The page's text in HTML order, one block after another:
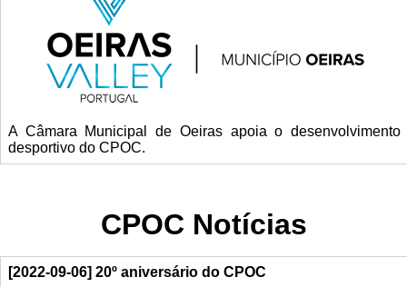
A Câmara Municipal de Oeiras apoia o desenvolvimento
desportivo do CPOC.
CPOC Notícias
[2022-09-06] 20º aniversário do CPOC